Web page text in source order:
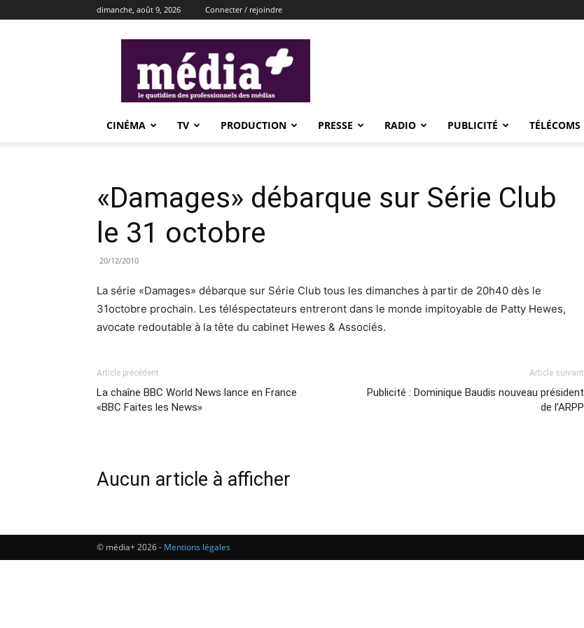
dimanche, août 9, 2026 Connecter / rejoindre
CINÉMA TV PRODUCTION PRESSE RADIO PUBLICITÉ TÉLÉCOMS
«Damages» débarque sur Série Club
le 31 octobre
20/12/2010
La série «Damages» débarque sur Série Club tous les dimanches à partir de 20h40 dès le
31octobre prochain. Les téléspectateurs entreront dans le monde impitoyable de Patty Hewes,
avocate redoutable à la tête du cabinet Hewes & Associés.
Article précédent
La chaîne BBC World News lance en France
«BBC Faites les News»
Article suivant
Publicité : Dominique Baudis nouveau président
de l’ARPP
Aucun article à afficher
© média+ 2026 - Mentions légales